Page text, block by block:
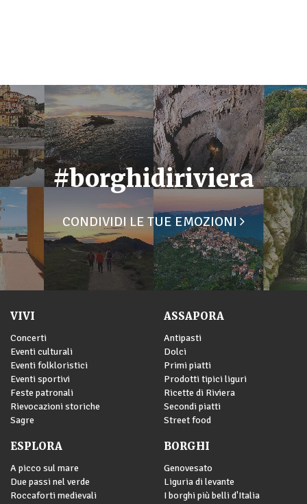
#borghidiriviera
CONDIVIDI LE TUE EMOZIONI
VIVI
Concerti
Eventi culturali
Eventi folkloristici
Eventi sportivi
Feste patronali
Rievocazioni storiche
Sagre
ASSAPORA
Antipasti
Dolci
Primi piatti
Prodotti tipici liguri
Ricette di Riviera
Secondi piatti
Street food
ESPLORA
A picco sul mare
Due passi nel verde
Roccaforti medievali
BORGHI
Genovesato
Liguria di levante
I borghi più belli d'Italia